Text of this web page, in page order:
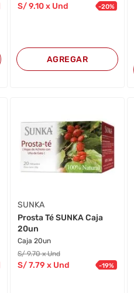
S/9.10x Und -20%
AGREGAR
SUNKA
Prosta Té SUNKA Caja
20un
Caja 20un
S/9.70 x Und
S/7.79 x Und -19%